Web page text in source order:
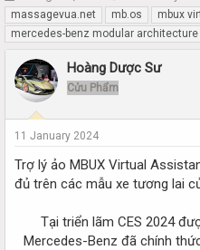
h
r
e
d
s
r
t
e
r
t
a
r
d
massagevua.net
mb.os mbux
mercedes-benz modular architecture
Hoàng Dược Sư
Cửu Phẩm
11 January 2024
Trợ lý ảo MBUX Virtual
đủ trên các mẫu xe tương lai
Tại triển lãm CES 2024
Mercedes-Benz đã chính